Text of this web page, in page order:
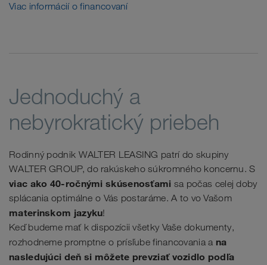
Viac informácií o financovaní
Jednoduchý a
nebyrokratický priebeh
Rodinný podnik WALTER LEASING patrí do skupiny
WALTER GROUP, do rakúskeho súkromného koncernu. S
viac ako 40-ročnými skúsenosťami sa počas celej doby
splácania optimálne o Vás postaráme. A to vo Vašom
materinskom jazyku!
Keď budeme mať k dispozícii všetky Vaše dokumenty,
rozhodneme promptne o prísľube financovania a na
nasledujúci deň si môžete prevziať vozidlo podľa